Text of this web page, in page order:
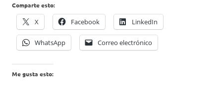
Comparte esto:
X Facebook LinkedIn
WhatsApp Correo electrónico
Me gusta esto: